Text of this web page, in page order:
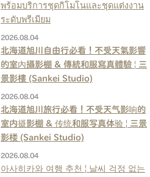
พร้อมบริการชุดกิโมโนและชุดแต่งงาน
ระดับพรีเมียม
2026.08.04
北海道旭川自由行必看！不受天氣影響
的室內攝影棚 & 傳統和服寫真體驗 | 三
景影樓 (Sankei Studio)
2026.08.04
北海道旭川旅行必看！不受天气影响的
室内摄影棚 & 传统和服写真体验 | 三景
影楼 (Sankei Studio)
2026.08.04
아사히카와 여행 추천 | 날씨 걱정 없는